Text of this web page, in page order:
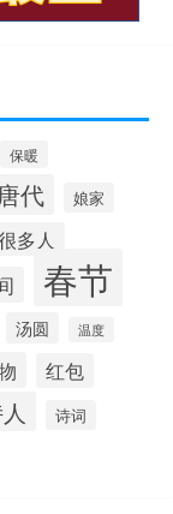
保暖
唐代 娘家
多人
春节
汤圆 温度
红包
诗词